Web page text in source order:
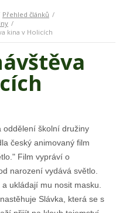
Přehled článků
kina v Holicích
oddělení školní družiny
český animovaný film
Film vypráví o
narození vydává světlo.
ukládají mu nosit masku.
Slávka, která se s